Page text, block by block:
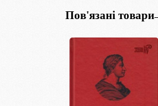
Пов'язані товари